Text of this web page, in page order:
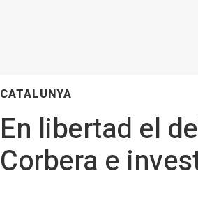
CATALUNYA
En libertad el
Corbera e